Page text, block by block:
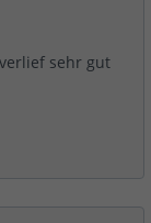
sehr gut